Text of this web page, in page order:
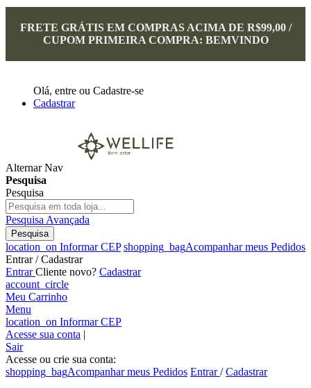
FRETE GRÁTIS EM COMPRAS ACIMA DE R$99,00 /
CUPOM PRIMEIRA COMPRA: BEMVINDO
Olá, entre ou Cadastre-se
Cadastrar
Alternar Nav
Pesquisa
Pesquisa
Pesquisa Avançada
Pesquisa
location_on Informar CEP shopping_bagAcompanhar meus Pedidos
Entrar / Cadastrar
EntrarCliente novo? Cadastrar
account_circle
Meu Carrinho
Menu
location_on Informar CEP
Acesse sua conta |
Sair
Acesse ou crie sua conta:
shopping_bagAcompanhar meus Pedidos Entrar/Cadastrar